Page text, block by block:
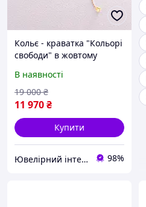
Кольє - краватка "Кольорі
свободи" в жовтому
В наявності
11 970₴
19 000 ₴
Купити
Ювелірний інтернет-магазин "Голдвін" 98%